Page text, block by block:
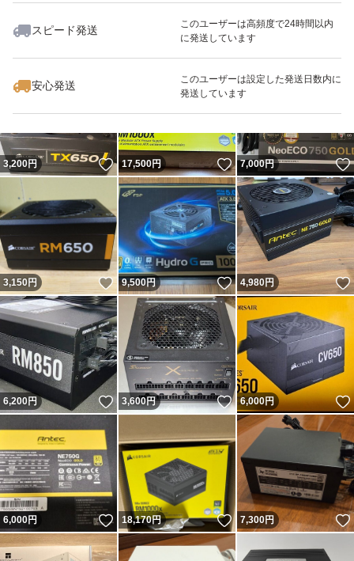
スピード発送
このユーザーは高頻度で24時間以内
に発送しています
安心発送
このユーザーは設定した発送日数内に
発送しています
いいね！
10,900
3,200円 いいね！
17,500円 いいね！
7,000円
3,150円 いいね！
9,500円 いいね！
4,980円
6,200円 いいね！
3,600円 いいね！
6,000円
6,000円 いいね！
18,170円 いいね！
7,300円